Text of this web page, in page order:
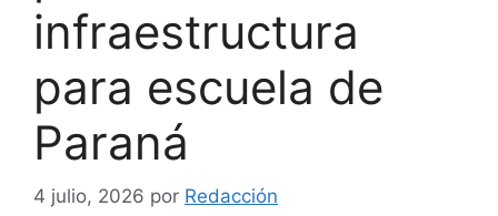
infraestructura
para escuela de
Paraná
4 julio, 2026 por Redacción